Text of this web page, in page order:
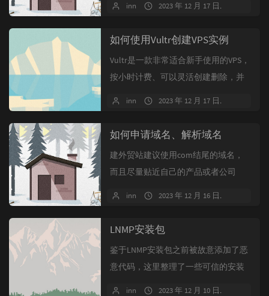
inn 2023 年 12 月 17 日
如何使用Vultr创建VPS实例
Vultr是一款非常适合新手使用的VPS，
按小时计费、可以灵活创建删除，并
inn 2023 年 12 月 17 日
如何申请域名、解析域名
建外贸站建议使用com结尾的域名，
而且尽量贴近自己的产品或者公司
inn 2023 年 12 月 16 日
LNMP安装包
鉴于LNMP安装包之前被故意添加了恶
意代码，这里整理了一些可信的安装
inn 2023 年 12 月 10 日